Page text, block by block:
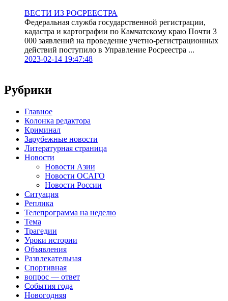
ВЕСТИ ИЗ РОСРЕЕСТРА
Федеральная служба государственной регистрации,
кадастра и картографии по Камчатскому краю Почти 3
000 заявлений на проведение учетно-регистрационных
действий поступило в Управление Росреестра ...
2023-02-14 19:47:48
Рубрики
Главное
Колонка редактора
Криминал
Зарубежные новости
Литературная страница
Новости
Новости Азии
Новости ОСАГО
Новости России
Ситуация
Реплика
Телепрограмма на неделю
Тема
Трагедии
Уроки истории
Объявления
Развлекательная
Спортивная
вопрос — ответ
События года
Новогодняя